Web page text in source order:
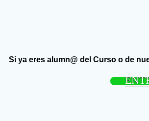
Si ya eres alumn@ del Curso o de